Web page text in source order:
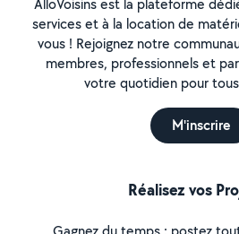
AlloVoisins est la plateforme
services et à la location de
vous ! Rejoignez notre
membres, professionnels et
votre quotidien pour
M'inscrire
Réalisez vos